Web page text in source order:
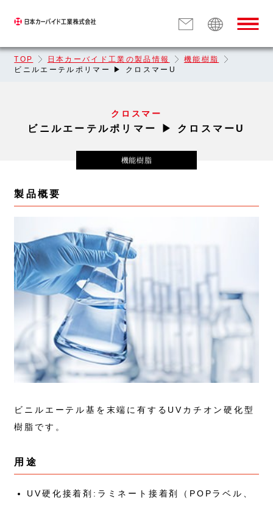
TOP 日本カーバイド工業の製品情報
機能樹脂
ビニルエーテルポリマー ▶︎ クロスマーU
クロスマー
ビニルエーテルポリマー ▶︎ クロスマーU
機能樹脂
製品概要
ビニルエーテル基を末端に有するUVカチオン硬化型
樹脂です。
用途
UV硬化接着剤:ラミネート接着剤（POPラベル、